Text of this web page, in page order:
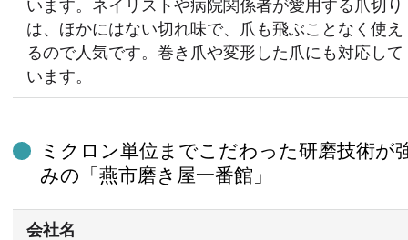
います。ネイリストや病院関係者が愛用する爪切り
は、ほかにはない切れ味で、爪も飛ぶことなく使え
るので人気です。巻き爪や変形した爪にも対応して
います。
ミクロン単位までこだわった研磨技術が
みの「燕市磨き屋一番館」
会社名